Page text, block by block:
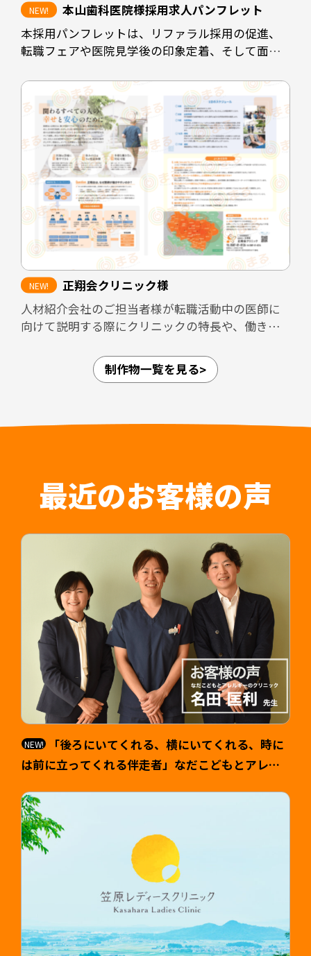
本山歯科医院様採用求人パンフレット
本採用パンフレットは、リファラル採用の促進、
転職フェアや医院見学後の印象定着、そして面接
既存スタッフや業務委託スタッフが自信を持って
知人に紹介できるよう、医院の理念や働く環境、
医院としての強みを整理し、魅力が的確に伝わる
構成としています。
また、見学者へ配布することで、見学後も医院の
印象が薄れないよう設計しています。さらに、転職
フェアなど限られた接触時間の場面でも、医院の
方向性や特徴が一目で伝わるツールとして活用で
きる内容にまとめました。
加えて、採用面接では毎回同じ内容を説明する必
要があり、面接担当者の負担が大きくなりがちで
す。本パンフレットを活用しながら面談を進める
減にもつながる設計としています。
正翔会クリニック様
人材紹介会社のご担当者様が転職活動中の医師に
向けて説明する際にクリニックの特長や、働きや
愛知県内4拠点（江南・小牧・一宮・名古屋市守山
ていることや、医師が診療に専念できること、紹
はもちろん入職後の認識相違なども防止すること
が可能です。
制作物一覧を見る
最近のお客様の声
「後ろにいてくれる、横にいてくれる、時に
は前に立ってくれる伴走者」なだこどもとアレル
し）様 >